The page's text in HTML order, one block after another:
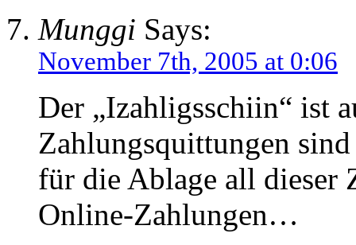
Munggi Says:
November 7th, 2005 at 0:06
Der „Izahligsschiin“ ist
Zahlungsquittungen
für die Ablage all dieser
Online-Zahlungen…